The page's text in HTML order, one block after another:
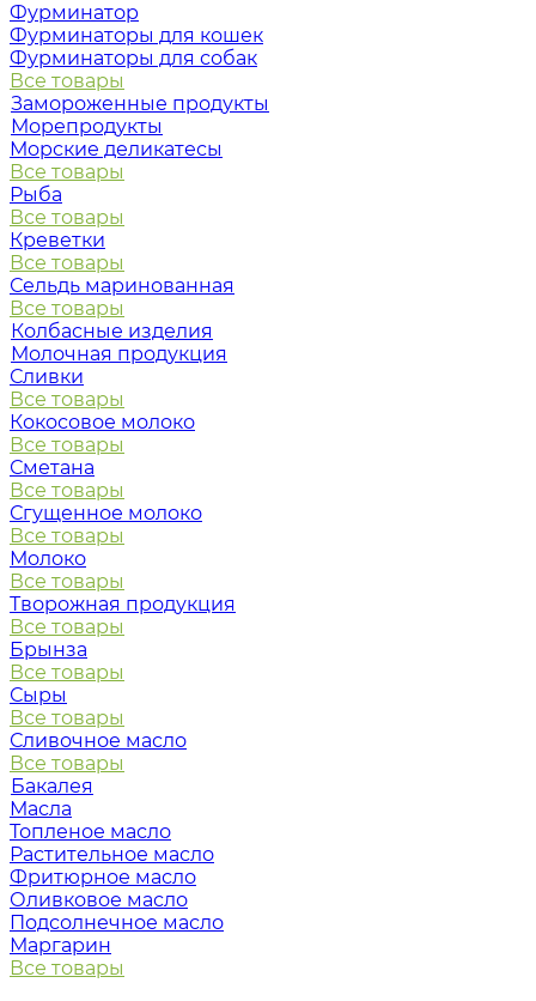
Фурминатор
Фурминаторы для кошек
Фурминаторы для собак
Все товары
Замороженные продукты
Морепродукты
Морские деликатесы
Все товары
Рыба
Все товары
Креветки
Все товары
Сельдь маринованная
Все товары
Колбасные изделия
Молочная продукция
Сливки
Все товары
Кокосовое молоко
Все товары
Сметана
Все товары
Сгущенное молоко
Все товары
Молоко
Все товары
Творожная продукция
Все товары
Брынза
Все товары
Сыры
Все товары
Сливочное масло
Все товары
Бакалея
Масла
Топленое масло
Растительное масло
Фритюрное масло
Оливковое масло
Подсолнечное масло
Маргарин
Все товары